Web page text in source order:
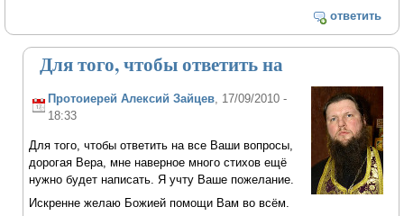
ответить
Для того, чтобы ответить на
Протоиерей Алексий Зайцев , 17/09/2010 -
18:33
Для того, чтобы ответить на все Ваши вопросы,
дорогая Вера, мне наверное много стихов ещё
нужно будет написать. Я учту Ваше пожелание.
Искренне желаю Божией помощи Вам во всём.